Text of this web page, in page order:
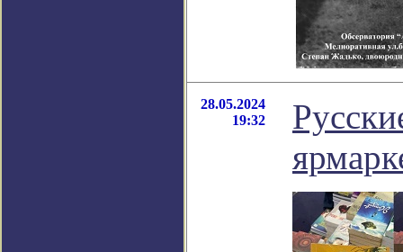
28.05.2024
19:32